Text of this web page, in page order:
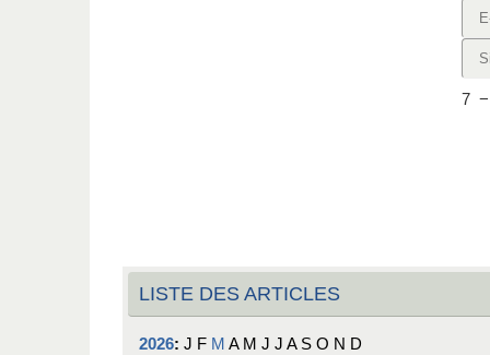
7 −
LISTE DES ARTICLES
2026: J F M A M J J A S O N D